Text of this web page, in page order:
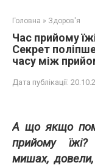
Головна » Здоров'я
Час прийому
Секрет
часу між
Дата публікації:
А що якщо
прийому
мишах,